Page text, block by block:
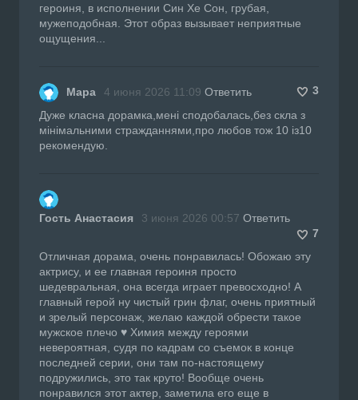
героиня, в исполнении Син Хе Сон, грубая,
мужеподобная. Этот образ вызывает неприятные
ощущения...
Мара 4 июня 2026 11:09 Ответить
3
Дуже класна дорамка,мені сподобалась,без скла з
мінімальними стражданнями,про любов тож 10 із10
рекомендую.
Гость Анастасия 3 июня 2026 00:57 Ответить
7
Отличная дорама, очень понравилась! Обожаю эту
актрису, и ее главная героиня просто
шедевральная, она всегда играет превосходно! А
главный герой ну чистый грин флаг, очень приятный
и зрелый персонаж, желаю каждой обрести такое
мужское плечо ♥ Химия между героями
невероятная, судя по кадрам со съемок в конце
последней серии, они там по-настоящему
подружились, это так круто! Вообще очень
понравился этот актер, заметила его еще в